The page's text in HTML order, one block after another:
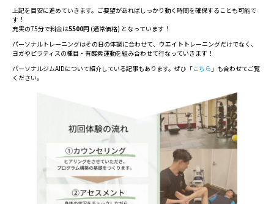
上記を目安に進めていきます。ご要望があればしっかり動く時間を確保することも可能で
す！
充実の75分で料金は5500円 (通常価格) となっています！
パーソナルトレーニングはその日の体調に合わせて、ウエイトトレーニングだけでなく、
ヨガやピラティスの種目・有酸素運動を組み合わせて行なっていきます！
パーソナルジムAIDについて紹介している記事もあります。ぜひ「こちら 」も合わせてご覧
ください。